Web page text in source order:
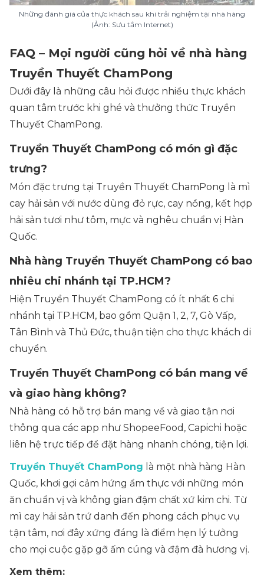
Những đánh giá của thực khách sau khi trải nghiệm tại nhà hàng
(Ảnh: Sưu tầm Internet)
FAQ – Mọi người cũng hỏi về nhà hàng
Truyền Thuyết ChamPong
Dưới đây là những câu hỏi được nhiều thực khách
quan tâm trước khi ghé và thưởng thức Truyền
Thuyết ChamPong.
Truyền Thuyết ChamPong có món gì đặc
trưng?
Món đặc trưng tại Truyền Thuyết ChamPong là mì
cay hải sản với nước dùng đỏ rực, cay nồng, kết hợp
hải sản tươi như tôm, mực và nghêu chuẩn vị Hàn
Quốc.
Nhà hàng Truyền Thuyết ChamPong có bao
nhiêu chi nhánh tại TP.HCM?
Hiện Truyền Thuyết ChamPong có ít nhất 6 chi
nhánh tại TP.HCM, bao gồm Quận 1, 2, 7, Gò Vấp,
Tân Bình và Thủ Đức, thuận tiện cho thực khách di
chuyển.
Truyền Thuyết ChamPong có bán mang về
và giao hàng không?
Nhà hàng có hỗ trợ bán mang về và giao tận nơi
thông qua các app như ShopeeFood, Capichi hoặc
liên hệ trực tiếp để đặt hàng nhanh chóng, tiện lợi.
Truyền Thuyết ChamPong là một nhà hàng Hàn
Quốc, khơi gợi cảm hứng ẩm thực với những món
ăn chuẩn vị và không gian đậm chất xứ kim chi. Từ
mì cay hải sản trứ danh đến phong cách phục vụ
tận tâm, nơi đây xứng đáng là điểm hẹn lý tưởng
cho mọi cuộc gặp gỡ ấm cúng và đậm đà hương vị.
Xem thêm: